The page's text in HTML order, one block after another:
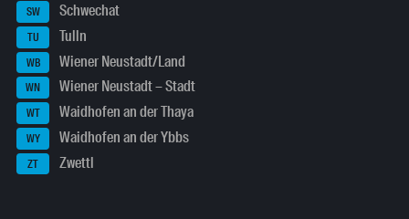
SW Schwechat
TU Tulln
WB Wiener Neustadt/Land
WN Wiener Neustadt – Stadt
WT Waidhofen an der Thaya
WY Waidhofen an der Ybbs
ZT Zwettl